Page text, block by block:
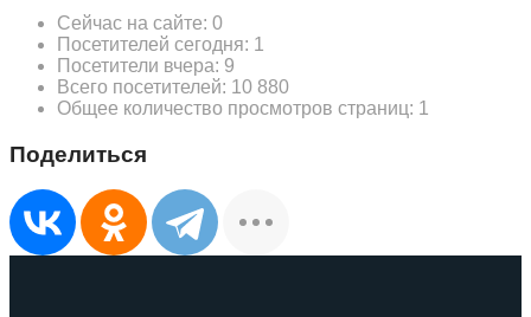
Сейчас на сайте: 0
Посетителей сегодня: 1
Посетители вчера: 9
Всего посетителей: 10 880
Общее количество просмотров страниц: 1
Поделиться